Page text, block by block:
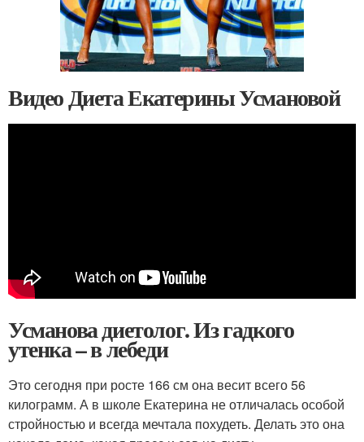
Видео Диета Екатерины Усмановой
Усманова диетолог. Из гадкого
утенка – в лебеди
Это сегодня при росте 166 см она весит всего 56
килограмм. А в школе Екатерина не отличалась особой
стройностью и всегда мечтала похудеть. Делать это она